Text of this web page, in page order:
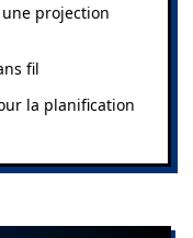
projection
fil
la planification